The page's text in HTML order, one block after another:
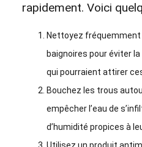
rapidement. Voici
Nettoyez
baignoires pour éviter
qui pourraient attirer
Bouchez les trous
empêcher l’eau de
d’humidité propices à